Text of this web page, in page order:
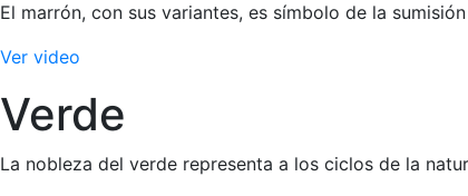
El marrón, con sus variantes, es símbolo de la
Ver video
Verde
La nobleza del verde representa a los ciclos de la